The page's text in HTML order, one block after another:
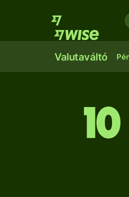
Valutaváltó